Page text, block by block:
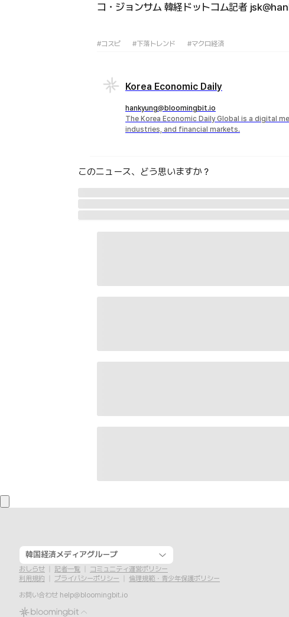
コ・ジョンサム 韓経ドットコム記者
#コスピ #下落トレンド #マクロ経済
Korea Economic Daily
hankyung@bloomingbit.io
The Korea Economic Daily Global is a digital
industries, and financial markets.
このニュース、どう思いますか？
韓国経済メディアグループ
おしらせ 記者一覧
コミュニティ運営ポリシー
利用規約
プライバシーポリシー
倫理規範・青少年保護ポリシー
お問い合わせ help@bloomingbit.io